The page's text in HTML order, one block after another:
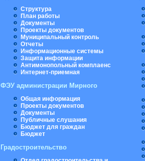
Структура
План работы
Документы
Проекты документов
Муниципальный контроль
Отчеты
Информационные системы
Защита информации
Антимонопольный комплаенс
Интернет-приемная
ФЭУ администрации Мирного
Общая информация
Проекты документов
Документы
Публичные слушания
Бюджет для граждан
Бюджет
Градостроительство